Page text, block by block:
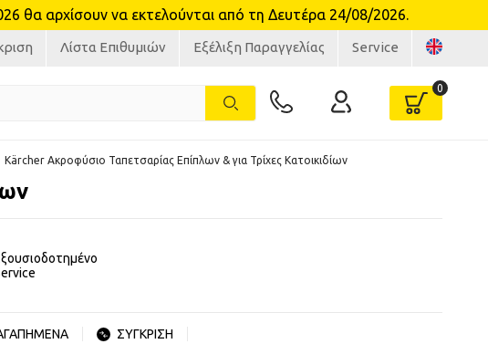
αρχίσουν να εκτελούνται από τη Δευτέρα 24/08/2026.
Λίστα Επιθυμιών Εξέλιξη Παραγγελίας Service
Kärcher Ακροφύσιο Ταπετσαρίας Επίπλων & για Τρίχες Κατοικιδίων
ΣΥΓΚΡΙΣΗ